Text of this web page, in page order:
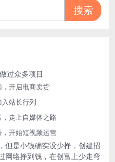
搜索
过众多项目
开启电商卖货
站长行列
走上自媒体之路
开始短视频运营
但是小钱确实没少挣，创建招
网络挣到钱，在创富上少走弯